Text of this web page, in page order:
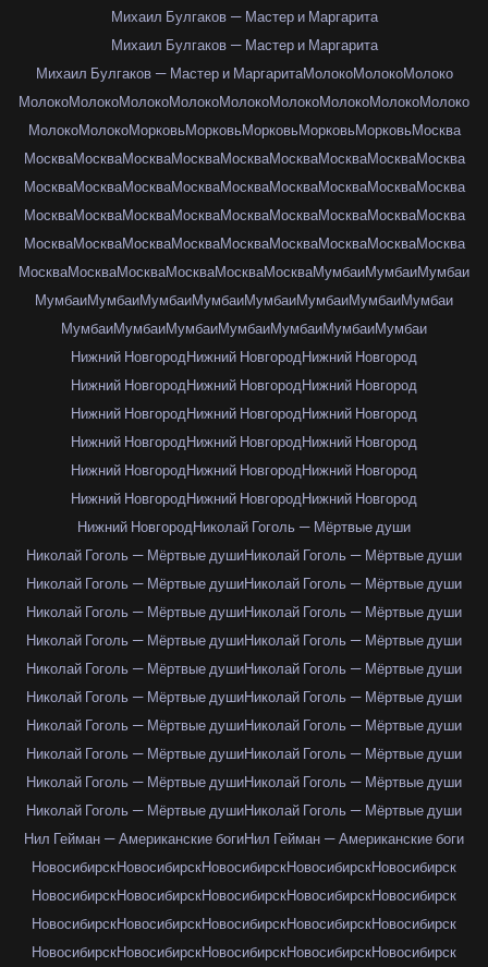
Михаил Булгаков — Мастер и Маргарита
Михаил Булгаков — Мастер и Маргарита
Михаил Булгаков — Мастер и МаргаритаМолокоМолокоМолоко
МолокоМолокоМолокоМолокоМолокоМолокоМолокоМолокоМолоко
МолокоМолокоМорковьМорковьМорковьМорковьМорковьМосква
МоскваМоскваМоскваМоскваМоскваМоскваМоскваМоскваМосква
МоскваМоскваМоскваМоскваМоскваМоскваМоскваМоскваМосква
МоскваМоскваМоскваМоскваМоскваМоскваМоскваМоскваМосква
МоскваМоскваМоскваМоскваМоскваМоскваМоскваМоскваМосква
МоскваМоскваМоскваМоскваМоскваМоскваМумбаиМумбаиМумбаи
МумбаиМумбаиМумбаиМумбаиМумбаиМумбаиМумбаиМумбаи
МумбаиМумбаиМумбаиМумбаиМумбаиМумбаиМумбаи
Нижний НовгородНижний НовгородНижний Новгород
Нижний НовгородНижний НовгородНижний Новгород
Нижний НовгородНижний НовгородНижний Новгород
Нижний НовгородНижний НовгородНижний Новгород
Нижний НовгородНижний НовгородНижний Новгород
Нижний НовгородНижний НовгородНижний Новгород
Нижний НовгородНиколай Гоголь — Мёртвые души
Николай Гоголь — Мёртвые душиНиколай Гоголь — Мёртвые души
Николай Гоголь — Мёртвые душиНиколай Гоголь — Мёртвые души
Николай Гоголь — Мёртвые душиНиколай Гоголь — Мёртвые души
Николай Гоголь — Мёртвые душиНиколай Гоголь — Мёртвые души
Николай Гоголь — Мёртвые душиНиколай Гоголь — Мёртвые души
Николай Гоголь — Мёртвые душиНиколай Гоголь — Мёртвые души
Николай Гоголь — Мёртвые душиНиколай Гоголь — Мёртвые души
Николай Гоголь — Мёртвые душиНиколай Гоголь — Мёртвые души
Николай Гоголь — Мёртвые душиНиколай Гоголь — Мёртвые души
Николай Гоголь — Мёртвые душиНиколай Гоголь — Мёртвые души
Нил Гейман — Американские богиНил Гейман — Американские боги
НовосибирскНовосибирскНовосибирскНовосибирскНовосибирск
НовосибирскНовосибирскНовосибирскНовосибирскНовосибирск
НовосибирскНовосибирскНовосибирскНовосибирскНовосибирск
НовосибирскНовосибирскНовосибирскНовосибирскНовосибирск